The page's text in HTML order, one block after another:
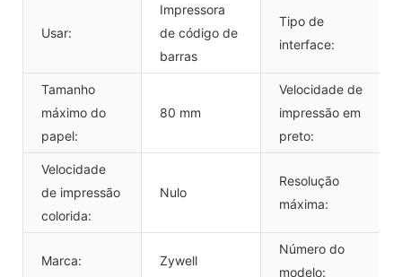
Usar:
Impressora
de código de
barras
Tipo de
interface:
Tamanho
máximo do
papel:
80 mm
Velocidade de
impressão em
preto:
Velocidade
de impressão
colorida:
Nulo
Resolução
máxima:
Marca: Zywell
Número do
modelo: